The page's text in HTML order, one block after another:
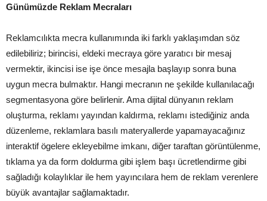
Günümüzde Reklam Mecraları
Reklamcılıkta mecra kullanımında iki farklı yaklaşımdan söz
edilebiliriz; birincisi, eldeki mecraya göre yaratıcı bir mesaj
vermektir, ikincisi ise işe önce mesajla başlayıp sonra buna
uygun mecra bulmaktır. Hangi mecranın ne şekilde kullanılacağı
segmentasyona göre belirlenir. Ama dijital dünyanın reklam
oluşturma, reklamı yayından kaldırma, reklamı istediğiniz anda
düzenleme, reklamlara basılı materyallerde yapamayacağınız
interaktif ögelere ekleyebilme imkanı, diğer taraftan görüntülenme,
tıklama ya da form doldurma gibi işlem başı ücretlendirme gibi
sağladığı kolaylıklar ile hem yayıncılara hem de reklam verenlere
büyük avantajlar sağlamaktadır.